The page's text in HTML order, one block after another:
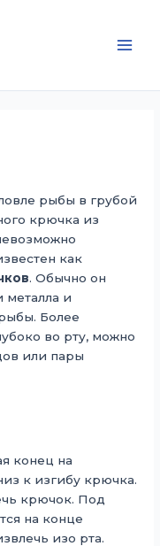
рыбы в грубой
крючка из
как
. Обычно он
металла и
Более
во рту, можно
или пары
конец на
к изгибу крючка.
крючок. Под
на конце
изо рта.